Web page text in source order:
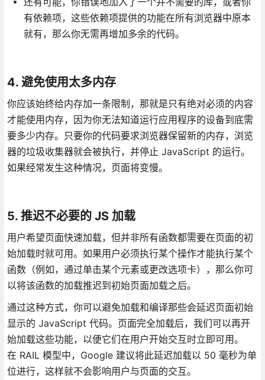
有依赖项，这些依赖项提供的功能在所有浏览器中原本
就有，那么你无需再增加多余的代码。
4. 避免使用太多内存
你应该始终给内存加一条限制，那就是只有绝对必须的内容
才能使用内存，因为你无法知道运行应用程序的设备到底需
要多少内存。只要你的代码要求浏览器保留新的内存，浏览
器的垃圾收集器就会被执行，并停止 JavaScript 的运行。
如果经常发生这种情况，页面将变慢。
5. 推迟不必要的 JS 加载
用户希望页面快速加载，但并非所有函数都需要在页面的初
始加载时就可用。如果用户必须执行某个操作才能执行某个
函数（例如，通过单击某个元素或更改选项卡），那么你可
以将该函数的加载推迟到初始页面加载之后。
通过这种方式，你可以避免加载和编译那些会延迟页面初始
显示的 JavaScript 代码。页面完全加载后，我们可以再开
始加载这些功能，以便它们在用户开始交互时立即可用。
在 RAIL 模型中，Google 建议将此延迟加载以 50 毫秒为单
位进行，这样就不会影响用户与页面的交互。